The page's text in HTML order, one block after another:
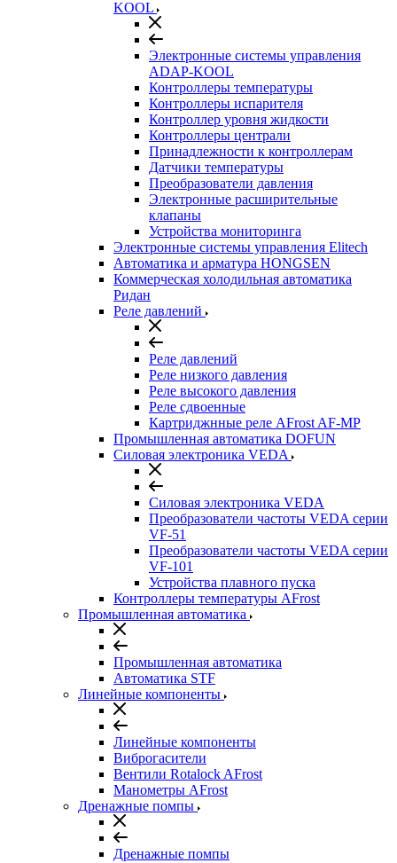
KOOL
Электронные системы управления
ADAP-KOOL
Контроллеры температуры
Контроллеры испарителя
Контроллер уровня жидкости
Контроллеры централи
Принадлежности к контроллерам
Датчики температуры
Преобразователи давления
Электронные расширительные
клапаны
Устройства мониторинга
Электронные системы управления Elitech
Автоматика и арматура HONGSEN
Коммерческая холодильная автоматика
Ридан
Реле давлений
Реле давлений
Реле низкого давления
Реле высокого давления
Реле сдвоенные
Картриджнные реле AFrost AF-MP
Промышленная автоматика DOFUN
Силовая электроника VEDA
Силовая электроника VEDA
Преобразователи частоты VEDA серии
VF-51
Преобразователи частоты VEDA серии
VF-101
Устройства плавного пуска
Контроллеры температуры AFrost
Промышленная автоматика
Промышленная автоматика
Автоматика STF
Линейные компоненты
Линейные компоненты
Виброгасители
Вентили Rotalock AFrost
Манометры AFrost
Дренажные помпы
Дренажные помпы